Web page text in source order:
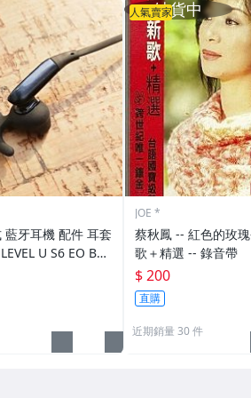
藍牙耳機 配件 耳套
S6 EO BG
人氣賣家
JOE *
蔡秋鳳 -- 紅色的玫瑰-跨世紀 新
歌＋精選 -- 錄音帶
$ 200
直購
近期銷量 30 件